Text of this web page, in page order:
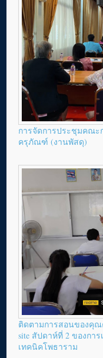
การจัดการประชุมคณะ
ครุภัณฑ์ (งานพัสดุ)
ติดตามการสอนของคุณ
site สัปดาห์ที่ 2 ของกา
เทคนิคโพธาราม